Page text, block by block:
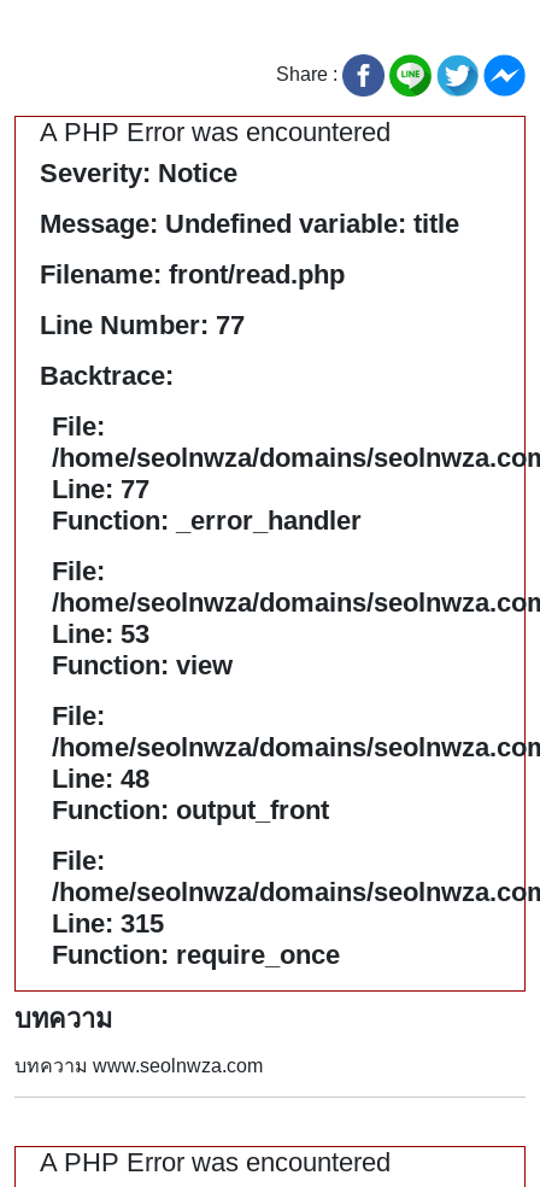
Share :
A PHP Error was encountered
Severity: Notice
Message: Undefined variable: title
Filename: front/read.php
Line Number: 77
Backtrace:
File:
/home/seolnwza/domains/
Line: 77
Function: _error_handler
File:
/home/seolnwza/domains/
Line: 53
Function: view
File:
/home/seolnwza/domains/
Line: 48
Function: output_front
File:
/home/seolnwza/domains/
Line: 315
Function: require_once
บทความ
บทความ www.seolnwza.com
A PHP Error was encountered